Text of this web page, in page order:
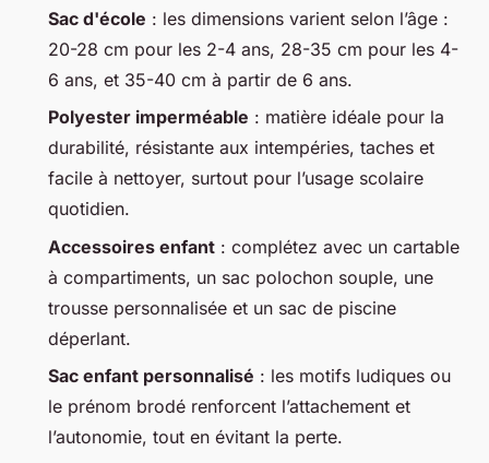
Sac d'école : les dimensions varient selon l’âge :
20-28 cm pour les 2-4 ans, 28-35 cm pour les 4-
6 ans, et 35-40 cm à partir de 6 ans.
Polyester imperméable : matière idéale pour la
durabilité, résistante aux intempéries, taches et
facile à nettoyer, surtout pour l’usage scolaire
quotidien.
Accessoires enfant : complétez avec un cartable
à compartiments, un sac polochon souple, une
trousse personnalisée et un sac de piscine
déperlant.
Sac enfant personnalisé : les motifs ludiques ou
le prénom brodé renforcent l’attachement et
l’autonomie, tout en évitant la perte.